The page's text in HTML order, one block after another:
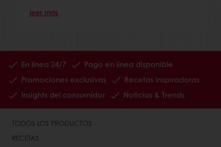
leer más
En línea 24/7
Pago en línea disponible
Promociones exclusivas
Recetas inspiradoras
Insights del consumidor
Noticias & Trends
TODOS LOS PRODUCTOS
RECETAS